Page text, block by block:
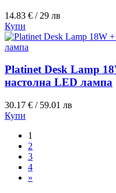
14.83 € / 29 лв
Купи
Platinet Desk Lamp
настолна LED лампа
30.17 € / 59.01 лв
Купи
1
2
3
4
»